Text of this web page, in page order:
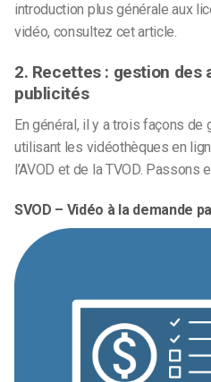
introduction plus générale aux
vidéo, consultez cet article.
2. Recettes : gestion des
publicités
En général, il y a trois façons de
utilisant les vidéothèques en
l’AVOD et de la TVOD. Passons
SVOD – Vidéo à la demande